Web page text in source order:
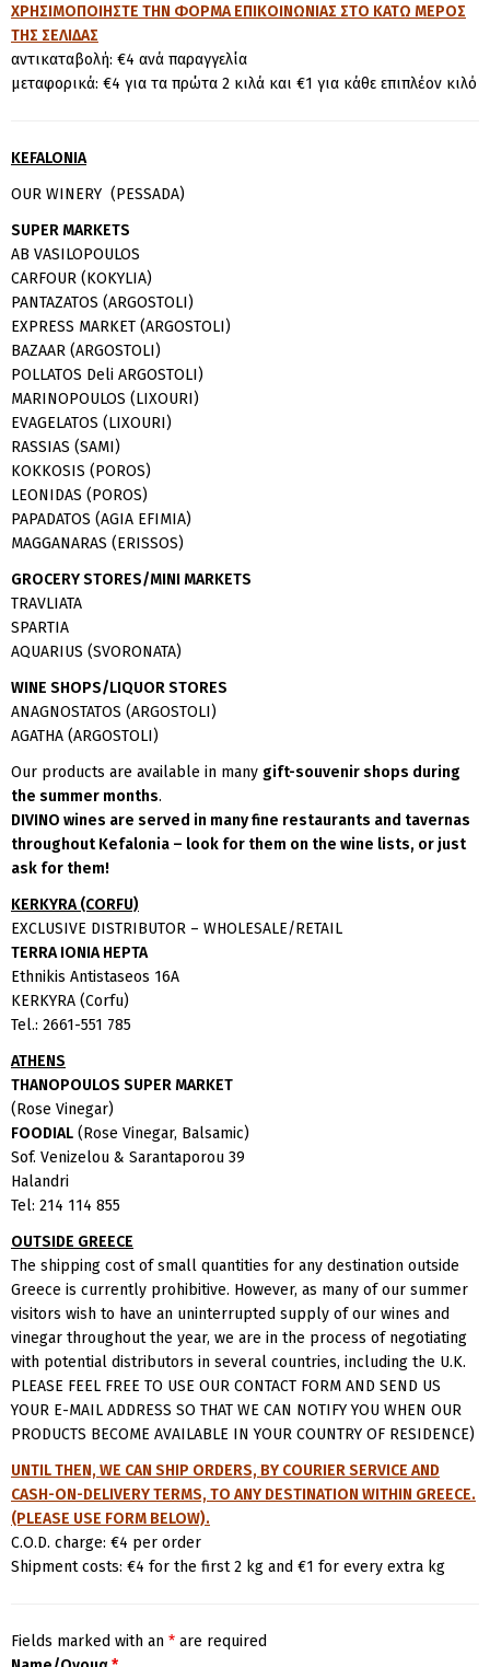
ΧΡΗΣΙΜΟΠΟΙΗΣΤΕ ΤΗΝ ΦΟΡΜΑ ΕΠΙΚΟΙΝΩΝΙΑΣ ΣΤΟ ΚΑΤΩ ΜΕΡΟΣ
ΤΗΣ ΣΕΛΙΔΑΣ
αντικαταβολή: €4 ανά παραγγελία
μεταφορικά: €4 για τα πρώτα 2 κιλά και €1 για κάθε επιπλέον κιλό
KEFALONIA
OUR WINERY (PESSADA)
SUPER MARKETS
AB VASILOPOULOS
CARFOUR (KOKYLIA)
PANTAZATOS (ARGOSTOLI)
EXPRESS MARKET (ARGOSTOLI)
BAZAAR (ARGOSTOLI)
POLLATOS Deli ARGOSTOLI)
MARINOPOULOS (LIXOURI)
EVAGELATOS (LIXOURI)
RASSIAS (SAMI)
KOKKOSIS (POROS)
LEONIDAS (POROS)
PAPADATOS (AGIA EFIMIA)
MAGGANARAS (ERISSOS)
GROCERY STORES/MINI MARKETS
TRAVLIATA
SPARTIA
AQUARIUS (SVORONATA)
WINE SHOPS/LIQUOR STORES
ANAGNOSTATOS (ARGOSTOLI)
AGATHA (ARGOSTOLI)
Our products are available in many gift-souvenir shops during
the summer months.
DIVINO wines are served in many fine restaurants and tavernas
throughout Kefalonia – look for them on the wine lists, or just
ask for them!
KERKYRA (CORFU)
EXCLUSIVE DISTRIBUTOR – WHOLESALE/RETAIL
TERRA IONIA HEPTA
Ethnikis Antistaseos 16Α
KERKYRA (Corfu)
Tel.: 2661-551 785
ATHENS
THANOPOULOS SUPER MARKET
(Rose Vinegar)
FOODIAL (Rose Vinegar, Balsamic)
Sof. Venizelou & Sarantaporou 39
Halandri
Tel: 214 114 855
OUTSIDE GREECE
The shipping cost of small quantities for any destination outside
Greece is currently prohibitive. However, as many of our summer
visitors wish to have an uninterrupted supply of our wines and
vinegar throughout the year, we are in the process of negotiating
with potential distributors in several countries, including the U.K.
PLEASE FEEL FREE TO USE OUR CONTACT FORM AND SEND US
YOUR E-MAIL ADDRESS SO THAT WE CAN NOTIFY YOU WHEN OUR
PRODUCTS BECOME AVAILABLE IN YOUR COUNTRY OF RESIDENCE)
UNTIL THEN, WE CAN SHIP ORDERS, BY COURIER SERVICE AND
CASH-ON-DELIVERY TERMS, TO ANY DESTINATION WITHIN GREECE.
(PLEASE USE FORM BELOW).
C.O.D. charge: €4 per order
Shipment costs: €4 for the first 2 kg and €1 for every extra kg
Fields marked with an * are required